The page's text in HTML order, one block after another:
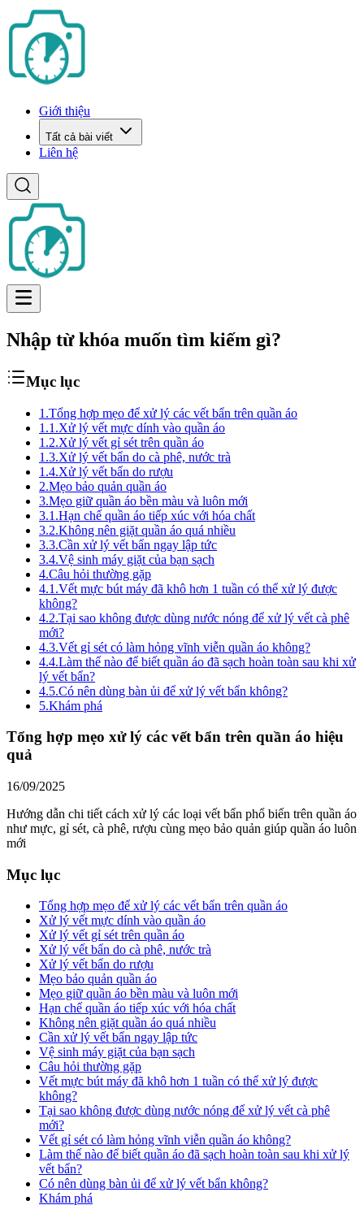
Giới thiệu
Tất cả bài viết
Liên hệ
Nhập từ khóa muốn tìm kiếm gì?
Mục lục
1.Tổng hợp mẹo để xử lý các vết bẩn trên quần áo
1.1.Xử lý vết mực dính vào quần áo
1.2.Xử lý vết gỉ sét trên quần áo
1.3.Xử lý vết bẩn do cà phê, nước trà
1.4.Xử lý vết bẩn do rượu
2.Mẹo bảo quản quần áo
3.Mẹo giữ quần áo bền màu và luôn mới
3.1.Hạn chế quần áo tiếp xúc với hóa chất
3.2.Không nên giặt quần áo quá nhiều
3.3.Cần xử lý vết bẩn ngay lập tức
3.4.Vệ sinh máy giặt của bạn sạch
4.Câu hỏi thường gặp
4.1.Vết mực bút máy đã khô hơn 1 tuần có thể xử lý được
không?
4.2.Tại sao không được dùng nước nóng để xử lý vết cà phê
mới?
4.3.Vết gỉ sét có làm hỏng vĩnh viễn quần áo không?
4.4.Làm thế nào để biết quần áo đã sạch hoàn toàn sau khi xử
lý vết bẩn?
4.5.Có nên dùng bàn ủi để xử lý vết bẩn không?
5.Khám phá
Tổng hợp mẹo xử lý các vết bẩn trên quần áo hiệu
quả
16/09/2025
Hướng dẫn chi tiết cách xử lý các loại vết bẩn phổ biến trên quần áo
như mực, gỉ sét, cà phê, rượu cùng mẹo bảo quản giúp quần áo luôn
mới
Mục lục
Tổng hợp mẹo để xử lý các vết bẩn trên quần áo
Xử lý vết mực dính vào quần áo
Xử lý vết gỉ sét trên quần áo
Xử lý vết bẩn do cà phê, nước trà
Xử lý vết bẩn do rượu
Mẹo bảo quản quần áo
Mẹo giữ quần áo bền màu và luôn mới
Hạn chế quần áo tiếp xúc với hóa chất
Không nên giặt quần áo quá nhiều
Cần xử lý vết bẩn ngay lập tức
Vệ sinh máy giặt của bạn sạch
Câu hỏi thường gặp
Vết mực bút máy đã khô hơn 1 tuần có thể xử lý được
không?
Tại sao không được dùng nước nóng để xử lý vết cà phê
mới?
Vết gỉ sét có làm hỏng vĩnh viễn quần áo không?
Làm thế nào để biết quần áo đã sạch hoàn toàn sau khi xử lý
vết bẩn?
Có nên dùng bàn ủi để xử lý vết bẩn không?
Khám phá